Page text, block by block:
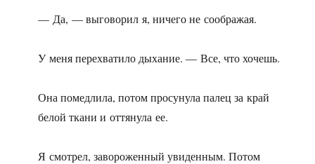
— Да, — выговорил я, ничего не соображая.
У меня перехватило дыхание. — Все, что хочешь.
Она помедлила, потом просунула палец за край
белой ткани и оттянула ее.
Я смотрел, завороженный увиденным. Потом